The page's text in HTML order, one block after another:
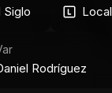
Siglo Local
Rodríguez